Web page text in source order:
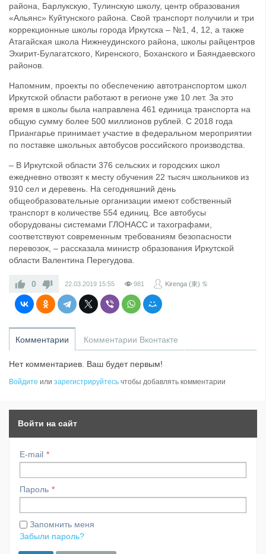
района, Барлукскую, Тулинскую школу, центр образования
«Альянс» Куйтунского района. Свой транспорт получили и три
коррекционные школы города Иркутска – №1, 4, 12, а также
Атагайская школа Нижнеудинского района, школы райцентров
Эхирит-Булагатского, Киренского, Боханского и Баяндаевского
районов.
Напомним, проекты по обеспечению автотранспортом школ
Иркутской области работают в регионе уже 10 лет. За это
время в школы была направлена 461 единица транспорта на
общую сумму более 500 миллионов рублей. С 2018 года
Приангарье принимает участие в федеральном мероприятии
по поставке школьных автобусов российского производства.
– В Иркутской области 376 сельских и городских школ
ежедневно отвозят к месту обучения 22 тысяч школьников из
910 сел и деревень. На сегодняшний день
общеобразовательные организации имеют собственный
транспорт в количестве 554 единиц. Все автобусы
оборудованы системами ГЛОНАСС и тахографами,
соответствуют современным требованиям безопасности
перевозок, – рассказала министр образования Иркутской
области Валентина Перегудова.
0 22.03.2019 15:55 981 Kirenga (東) ♋
Комментарии Комментарии Вконтакте
Нет комментариев. Ваш будет первым!
Войдите или зарегистрируйтесь чтобы добавлять комментарии
Войти на сайт
E-mail
Пароль
Запомнить меня
Забыли пароль?